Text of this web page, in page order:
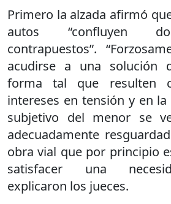
Primero la alzada afirmó
autos “confluyen
contrapuestos”.
acudirse a una solución
forma tal que resulten
intereses en tensión y en
subjetivo del menor se
adecuadamente
obra vial que por principio
satisfacer una
explicaron los jueces.